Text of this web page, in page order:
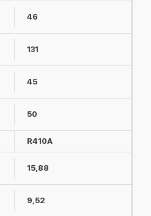
46
131
45
50
R410А
15,88
9,52